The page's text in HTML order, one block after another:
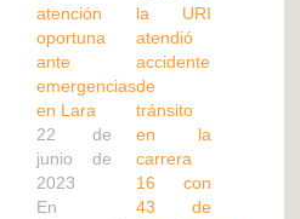
atención
oportuna
ante
emergencias
en Lara
22 de
junio de
2023
En
la URI
atendió
accidente
de
tránsito
en la
carrera
16 con
43 de